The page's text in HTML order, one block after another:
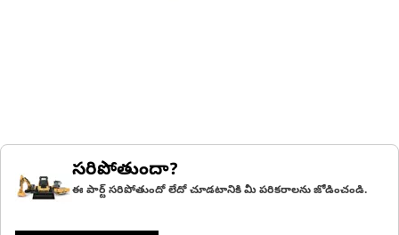
సరిపోతుందా?
ఈ పార్ట్ సరిపోతుందో లేదో చూడటానికి మీ పరికరాలను జోడించండి.